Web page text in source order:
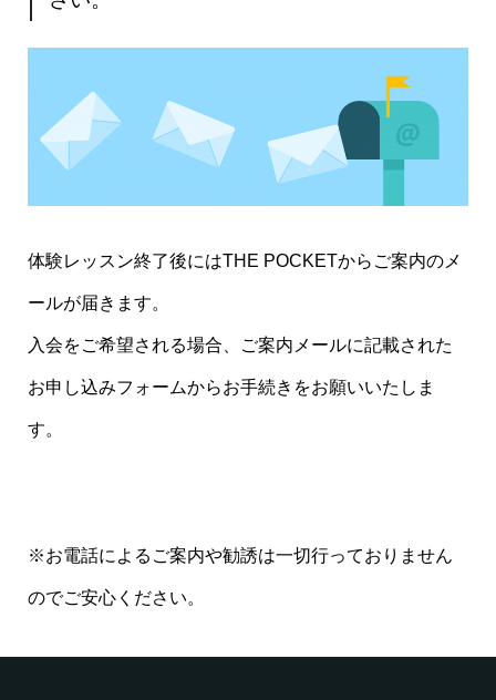
体験レッスン終了後にはTHE POCKETからご案内のメ
ールが届きます。
入会をご希望される場合、ご案内メールに記載された
お申し込みフォームからお手続きをお願いいたしま
す。
※お電話によるご案内や勧誘は一切行っておりません
のでご安心ください。